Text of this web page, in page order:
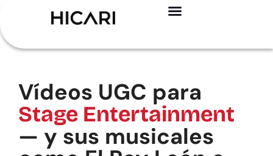
Vídeos UGC para
Stage Entertainment
— y sus musicales